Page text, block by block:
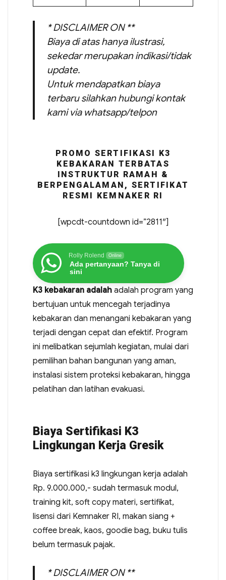
* DISCLAIMER ON **
Biaya di atas hanya ilustrasi,
sekedar merupakan indikasi/tidak
update.
Untuk mendapatkan biaya
terbaru silahkan hubungi kontak
kami via whatsapp/telpon
PROMO SERTIFIKASI K3
KEBAKARAN TERBATAS
INSTRUKTUR RAMAH &
BERPENGALAMAN, SERTIFIKAT
RESMI KEMNAKER RI
[wpcdt-countdown id=”2811″]
Rolly Rolend Online
Ada pertanyaan? Tanya di
sini
K3 kebakaran adalahadalah program yang
bertujuan untuk mencegah terjadinya
kebakaran dan menangani kebakaran yang
terjadi dengan cepat dan efektif. Program
ini melibatkan sejumlah kegiatan, mulai dari
pemilihan bahan bangunan yang aman,
instalasi sistem proteksi kebakaran, hingga
pelatihan dan latihan evakuasi.
Biaya Sertifikasi K3
Lingkungan Kerja Gresik
Biaya sertifikasi k3 lingkungan kerja adalah
Rp. 9.000.000,- sudah termasuk modul,
training kit, soft copy materi, sertifikat,
lisensi dari Kemnaker RI, makan siang +
coffee break, kaos, goodie bag, buku tulis
belum termasuk pajak.
* DISCLAIMER ON **